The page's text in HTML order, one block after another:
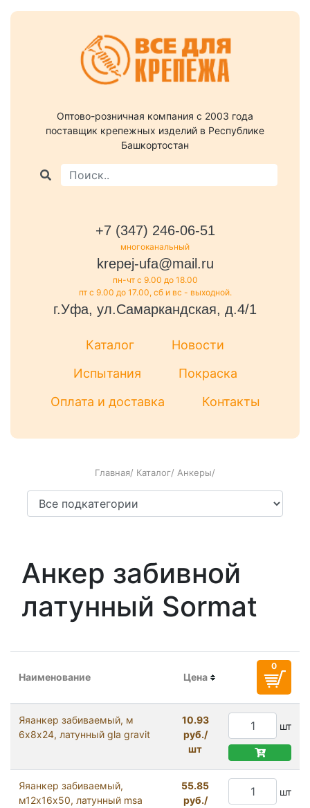
Оптово-розничная компания c 2003 года
поставщик крепежных изделий в Республике
Башкортостан
+7 (347) 246-06-51
многоканальный
krepej-ufa@mail.ru
пн-чт с 9.00 до 18.00
пт с 9.00 до 17.00, сб и вс - выходной.
г.Уфа, ул.Самаркандская, д.4/1
Каталог
Новости
Испытания
Покраска
Оплата и доставка
Контакты
Главная/ Каталог/ Анкеры/
Анкер забивной
латунный Sormat
Наименование Цена
Яяанкер забиваемый, м
6x8х24, латунный gla gravit
10.93
руб./
шт
шт
Яяанкер забиваемый,
м12x16х50, латунный msa
55.85
руб./
шт